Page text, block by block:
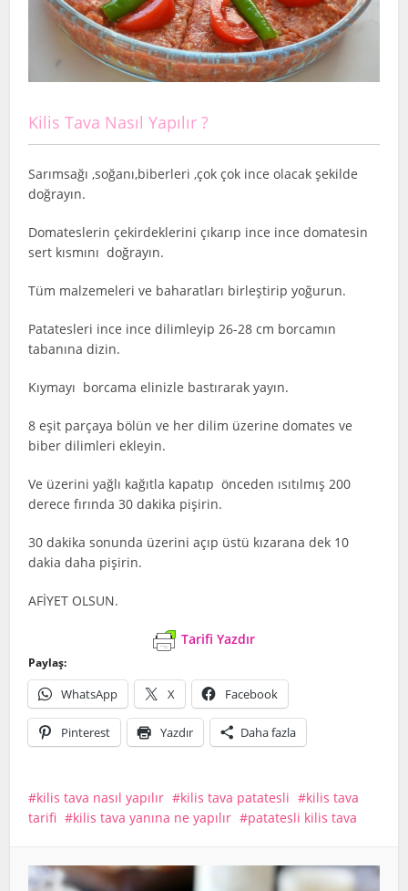
Kilis Tava Nasıl Yapılır ?
Sarımsağı ,soğanı,biberleri ,çok çok ince olacak şekilde
doğrayın.
Domateslerin çekirdeklerini çıkarıp ince ince domatesin
sert kısmını doğrayın.
Tüm malzemeleri ve baharatları birleştirip yoğurun.
Patatesleri ince ince dilimleyip 26-28 cm borcamın
tabanına dizin.
Kıymayı borcama elinizle bastırarak yayın.
8 eşit parçaya bölün ve her dilim üzerine domates ve
biber dilimleri ekleyin.
Ve üzerini yağlı kağıtla kapatıp önceden ısıtılmış 200
derece fırında 30 dakika pişirin.
30 dakika sonunda üzerini açıp üstü kızarana dek 10
dakia daha pişirin.
AFİYET OLSUN.
Tarifi Yazdır
Paylaş:
WhatsApp X Facebook
Pinterest Yazdır Daha fazla
kilis tava nasıl yapılır kilis tava patatesli
kilis tava
tarifi
kilis tava yanına ne yapılır patatesli kilis tava